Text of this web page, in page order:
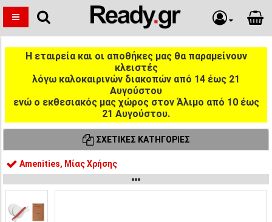
Η εταιρεία και οι αποθήκες μας θα παραμείνουν
κλειστές
λόγω καλοκαιρινών διακοπών από 14 έως 21
Αυγούστου
ενώ ο εκθεσιακός μας χώρος στον Άλιμο από 10 έως
21 Αυγούστου.
ΣΧΕΤΙΚΈΣ ΚΑΤΗΓΟΡΊΕΣ
Amenities, Μίας Χρήσης